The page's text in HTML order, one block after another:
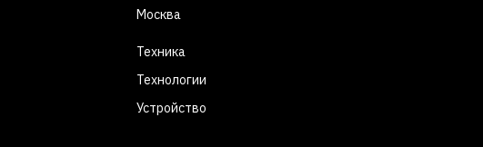
Москва
Техника
Технологии
Устройство